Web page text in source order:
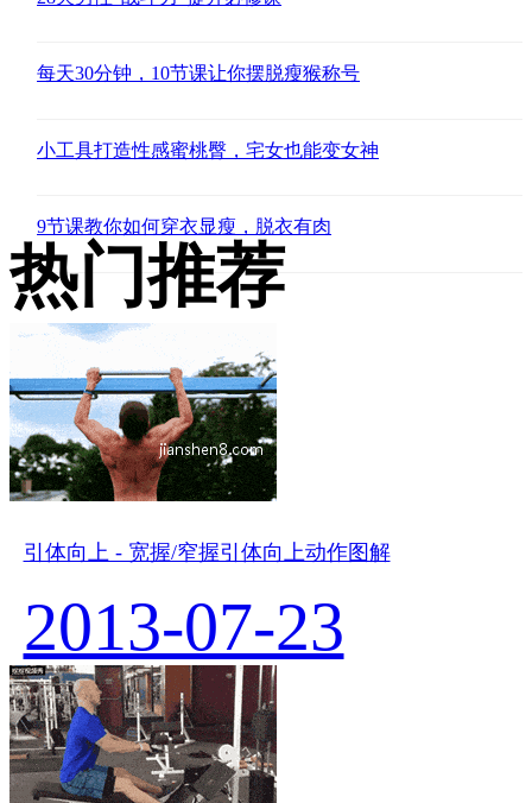
每天30分钟，10节课让你摆脱瘦猴称号
小工具打造性感蜜桃臀，宅女也能变女神
9节课教你如何穿衣显瘦，脱衣有肉
热门推荐
引体向上 - 宽握/窄握引体向上动作图解
2013-07-23